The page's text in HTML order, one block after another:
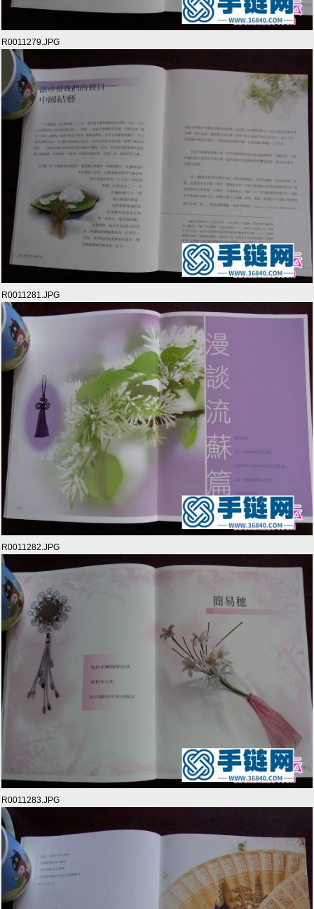
R0011279.JPG
R0011281.JPG
R0011282.JPG
R0011283.JPG